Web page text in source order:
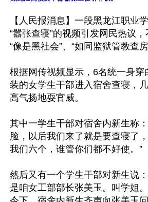
【人民报消息】一段黑龙江职业
“嚣张查寝”的视频引发网民热议
“像是黑社会”、“如同监狱管教查房
根据网传视频显示，6名统一身穿
装的女学生干部进入宿舍查寝，
高气扬地耍官威。
其中一学生干部对宿舍内新生称
脸，以后我们来了就是要查寝了
我们六个，谁管你们都不好使。”
然后又有一个学生干部对新生说
是咱女工部部长张美玉。叫学姐